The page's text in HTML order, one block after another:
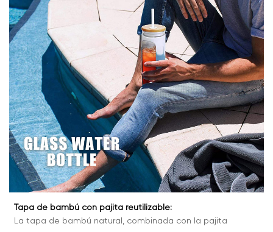
Tapa de bambú con pajita reutilizable:
La tapa de bambú natural, combinada con la pajita